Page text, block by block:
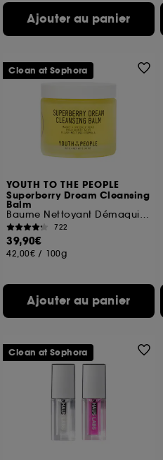
Ajouter au panier
YOUTH TO THE PEOPLE
Superberry Dream Cleansing
Balm
Baume Nettoyant Démaquillant
722
39,90€
42,00€ / 100g
Ajouter au panier
Clean at Sephora
Clean at Sephora